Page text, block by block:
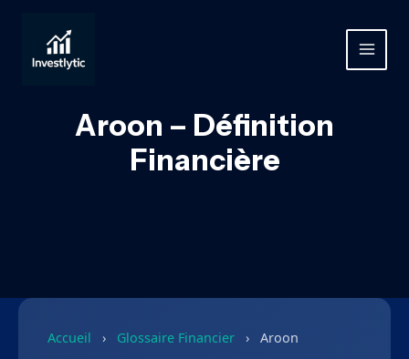
contenu
MAIN
Aroon – Définition
Financière
Accueil › Glossaire Financier › Aroon